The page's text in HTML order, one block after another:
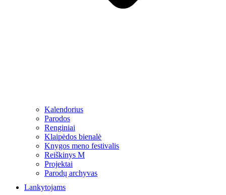
Kalendorius
Parodos
Renginiai
Klaipėdos bienalė
Knygos meno festivalis
Reiškinys M
Projektai
Parodų archyvas
Lankytojams